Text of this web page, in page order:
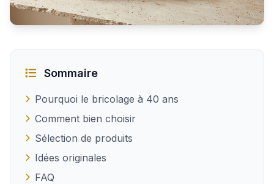
Sommaire
Pourquoi le bricolage à 40 ans
Comment bien choisir
Sélection de produits
Idées originales
FAQ